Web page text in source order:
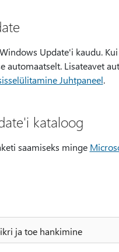
Update'i kaudu.
automaatselt. Lisateavet
Juhtpaneel.
kataloog
saamiseks minge
ja toe hankimine